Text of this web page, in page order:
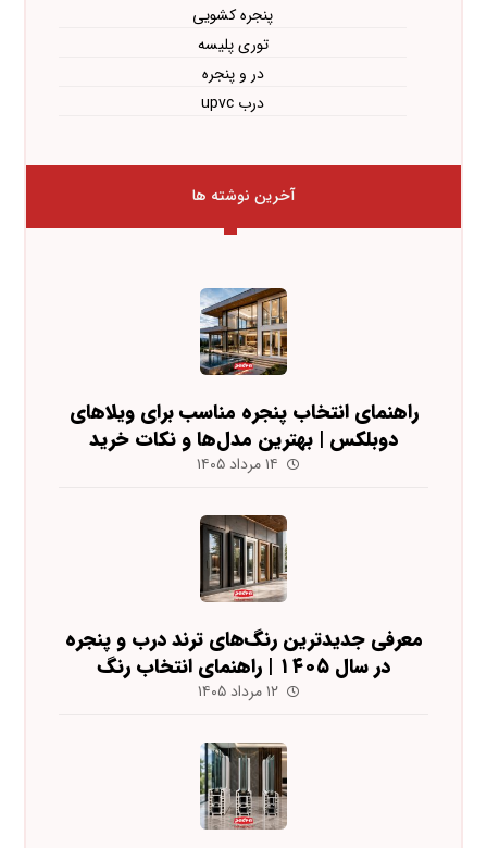
پنجره کشویی
توری پلیسه
در و پنجره
درب upvc
آخرین نوشته ها
راهنمای انتخاب پنجره مناسب برای ویلاهای
دوبلکس | بهترین مدل‌ها و نکات خرید
۱۴ مرداد ۱۴۰۵
معرفی جدیدترین رنگ‌های ترند درب و پنجره
در سال ۱۴۰۵ | راهنمای انتخاب رنگ
۱۲ مرداد ۱۴۰۵